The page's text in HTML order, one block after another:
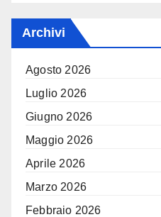
Archivi
Agosto 2026
Luglio 2026
Giugno 2026
Maggio 2026
Aprile 2026
Marzo 2026
Febbraio 2026